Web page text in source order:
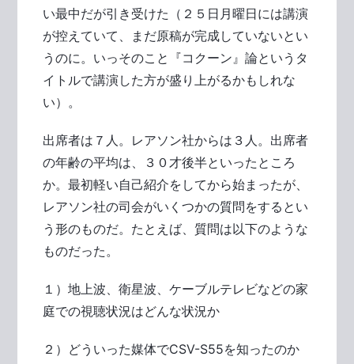
い最中だが引き受けた（２５日月曜日には講演
が控えていて、まだ原稿が完成していないとい
うのに。いっそのこと『コクーン』論というタ
イトルで講演した方が盛り上がるかもしれな
い）。
出席者は７人。レアソン社からは３人。出席者
の年齢の平均は、３０才後半といったところ
か。最初軽い自己紹介をしてから始まったが、
レアソン社の司会がいくつかの質問をするとい
う形のものだ。たとえば、質問は以下のような
ものだった。
１）地上波、衛星波、ケーブルテレビなどの家
庭での視聴状況はどんな状況か
２）どういった媒体でCSV-S55を知ったのか